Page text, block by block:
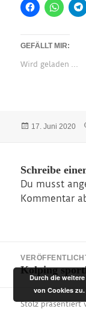
GEFÄLLT MIR:
Wird geladen …
Veröffentlicht
17. Juni 2020
Schreibe
Du musst
Kommentar
Kolping
Stolz präsentiert
Durch die
von Cookies